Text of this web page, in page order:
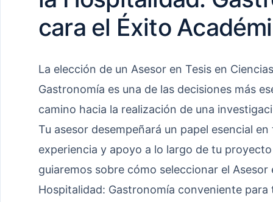
cara el Éxito
La elección de un Asesor en Tesis en
Gastronomía es una de las decisiones más
camino hacia la realización de una
Tu asesor desempeñará un papel esencial
experiencia y apoyo a lo largo de tu
guiaremos sobre cómo seleccionar el
Hospitalidad: Gastronomía conveniente para